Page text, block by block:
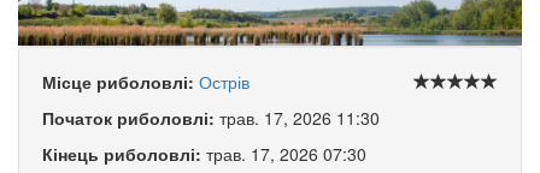
Місце риболовлі: Острів
Початок риболовлі: трав. 17, 2026 11:30
Кінець риболовлі: трав. 17, 2026 07:30